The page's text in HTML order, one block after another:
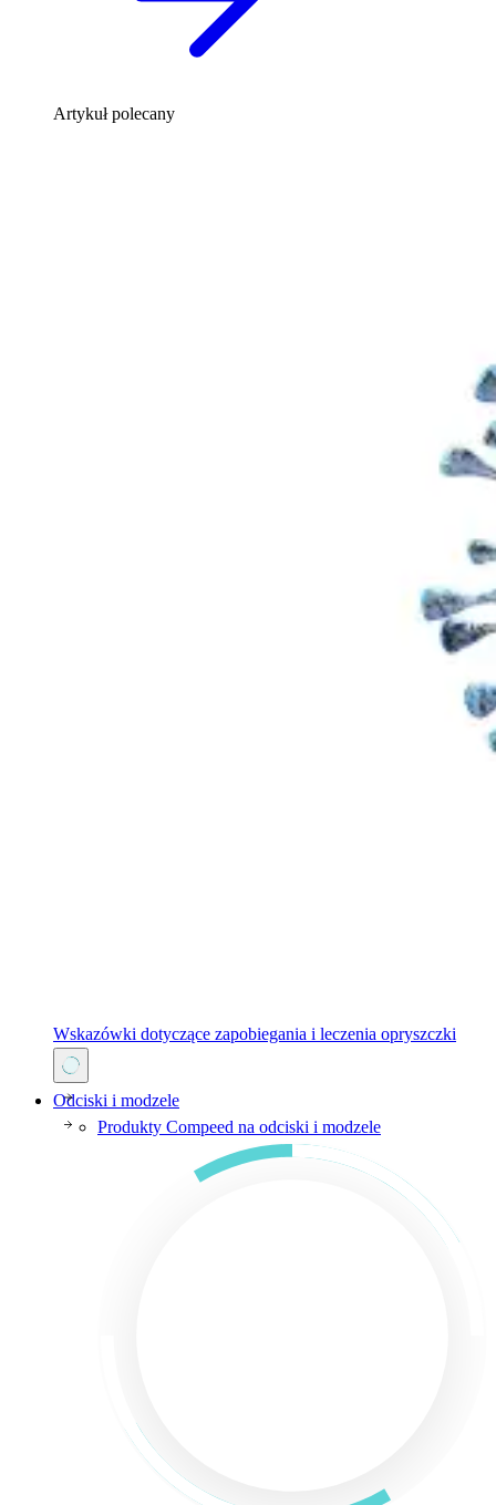
Artykuł polecany
Wskazówki dotyczące zapobiegania i leczenia opryszczki
Odciski i modzele
Produkty Compeed na odciski i modzele